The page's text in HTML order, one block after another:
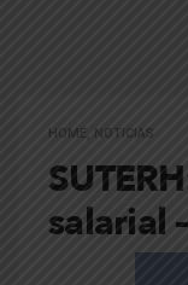
HOME NOTICIAS
salarial